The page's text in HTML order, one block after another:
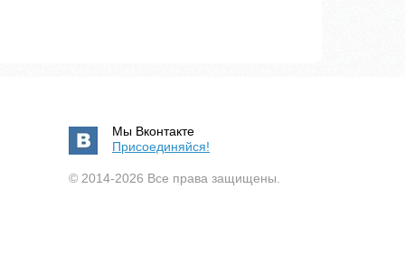
Мы Вконтакте
Присоединяйся!
© 2014-2026 Все права защищены.